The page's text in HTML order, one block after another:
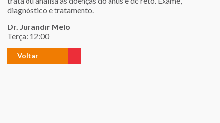
diagnóstico e tratamento.
Dr. Jurandir Melo
Terça: 12:00
Voltar